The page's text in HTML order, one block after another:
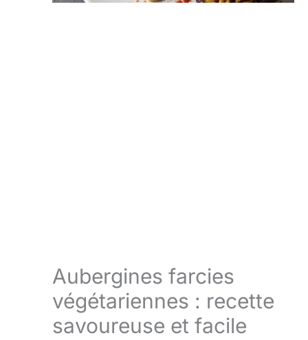
Aubergines farcies
végétariennes : recette
savoureuse et facile